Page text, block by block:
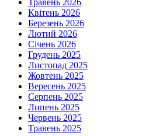
Квітень 2026
Березень 2026
Лютий 2026
Січень 2026
Грудень 2025
Листопад 2025
Жовтень 2025
Вересень 2025
Серпень 2025
Липень 2025
Червень 2025
Травень 2025